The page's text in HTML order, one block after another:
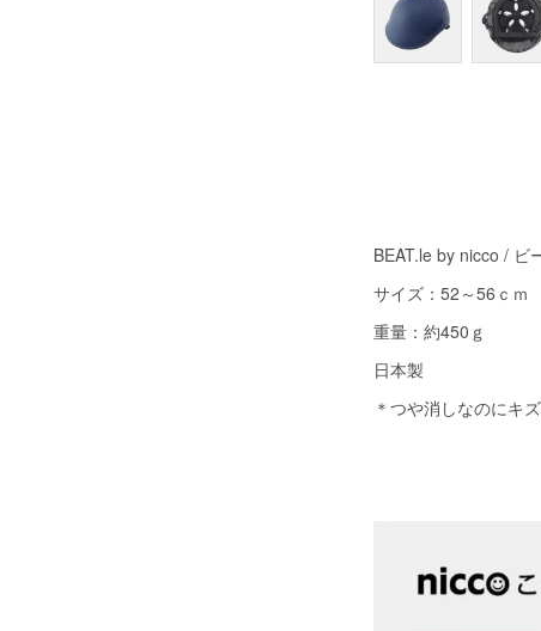
BEAT.le by nicco / ビ
サイズ：52～56ｃｍ
重量：約450ｇ
日本製
＊つや消しなのにキ